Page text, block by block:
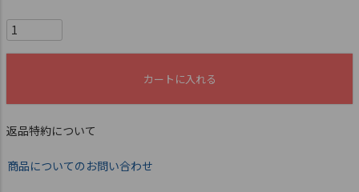
カートに入れる
返品特約について
商品についてのお問い合わせ